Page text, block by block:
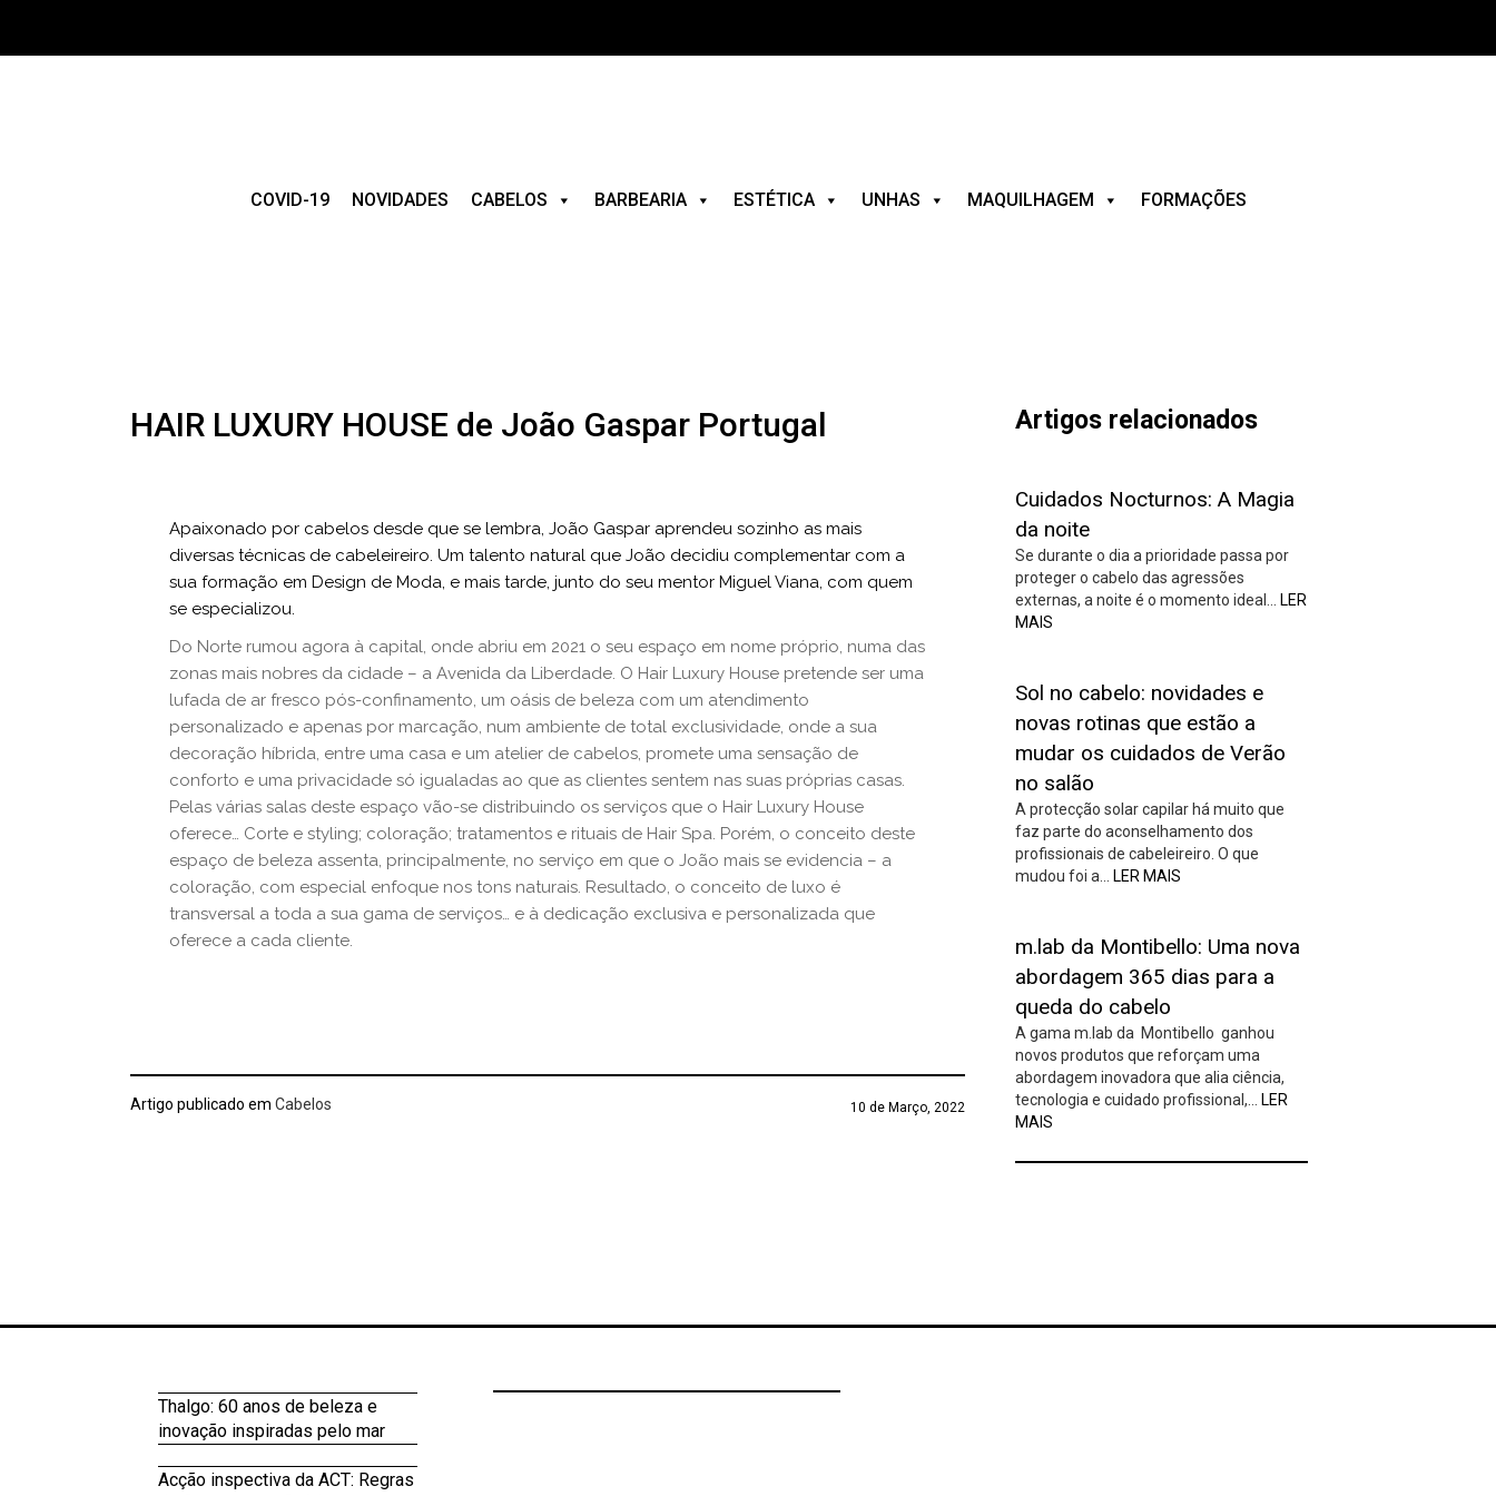
COVID-19 NOVIDADES CABELOS BARBEARIA ESTÉTICA UNHAS MAQUILHAGEM FORMAÇÕES
HAIR LUXURY HOUSE de João Gaspar Portugal
Apaixonado por cabelos desde que se lembra, João Gaspar aprendeu sozinho as mais
diversas técnicas de cabeleireiro. Um talento natural que João decidiu complementar com a
sua formação em Design de Moda, e mais tarde, junto do seu mentor Miguel Viana, com quem
se especializou.
Do Norte rumou agora à capital, onde abriu em 2021 o seu espaço em nome próprio, numa das
zonas mais nobres da cidade – a Avenida da Liberdade. O Hair Luxury House pretende ser uma
lufada de ar fresco pós-confinamento, um oásis de beleza com um atendimento
personalizado e apenas por marcação, num ambiente de total exclusividade, onde a sua
decoração híbrida, entre uma casa e um atelier de cabelos, promete uma sensação de
conforto e uma privacidade só igualadas ao que as clientes sentem nas suas próprias casas.
Pelas várias salas deste espaço vão-se distribuindo os serviços que o Hair Luxury House
oferece… Corte e styling; coloração; tratamentos e rituais de Hair Spa. Porém, o conceito deste
espaço de beleza assenta, principalmente, no serviço em que o João mais se evidencia – a
coloração, com especial enfoque nos tons naturais. Resultado, o conceito de luxo é
transversal a toda a sua gama de serviços… e à dedicação exclusiva e personalizada que
oferece a cada cliente.
Artigo publicado em Cabelos 10 de Março, 2022
Artigos relacionados
Cuidados Nocturnos: A Magia
da noite
Se durante o dia a prioridade passa por
proteger o cabelo das agressões
externas, a noite é o momento ideal…
LER
MAIS
Sol no cabelo: novidades e
novas rotinas que estão a
mudar os cuidados de Verão
no salão
A protecção solar capilar há muito que
faz parte do aconselhamento dos
profissionais de cabeleireiro. O que
mudou foi a…
LER MAIS
m.lab da Montibello: Uma nova
abordagem 365 dias para a
queda do cabelo
A gama m.lab da Montibello ganhou
novos produtos que reforçam uma
abordagem inovadora que alia ciência,
tecnologia e cuidado profissional,…
LER
MAIS
Thalgo: 60 anos de beleza e
inovação inspiradas pelo mar
Acção inspectiva da ACT: Regras